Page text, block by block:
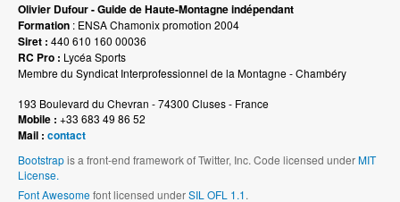
Olivier Dufour - Guide de Haute-Montagne indépendant
Formation : ENSA Chamonix promotion 2004
Siret : 440 610 160 00036
RC Pro : Lycéa Sports
Membre du Syndicat Interprofessionnel de la Montagne - Chambéry
193 Boulevard du Chevran - 74300 Cluses - France
Mobile : +33 683 49 86 52
Mail : contact
Bootstrapis a front-end framework of Twitter, Inc. Code licensed underMIT
License.
Font Awesomefont licensed underSIL OFL 1.1.